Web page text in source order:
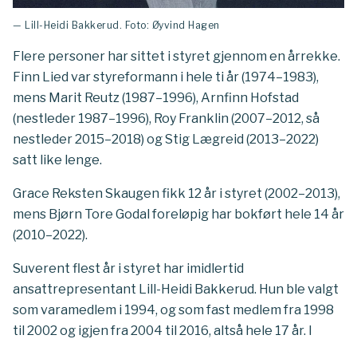
— Lill-Heidi Bakkerud. Foto: Øyvind Hagen
Flere personer har sittet i styret gjennom en årrekke.
Finn Lied var styreformann i hele ti år (1974–1983),
mens Marit Reutz (1987–1996), Arnfinn Hofstad
(nestleder 1987–1996), Roy Franklin (2007–2012, så
nestleder 2015–2018) og Stig Lægreid (2013–2022)
satt like lenge.
Grace Reksten Skaugen fikk 12 år i styret (2002–2013),
mens Bjørn Tore Godal foreløpig har bokført hele 14 år
(2010–2022).
Suverent flest år i styret har imidlertid
ansattrepresentant Lill-Heidi Bakkerud. Hun ble valgt
som varamedlem i 1994, og som fast medlem fra 1998
til 2002 og igjen fra 2004 til 2016, altså hele 17 år. I